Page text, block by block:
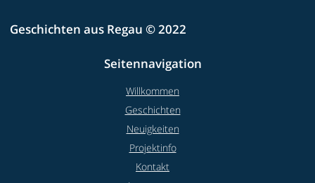
Geschichten aus Regau © 2022
Seitennavigation
Willkommen
Geschichten
Neuigkeiten
Projektinfo
Kontakt